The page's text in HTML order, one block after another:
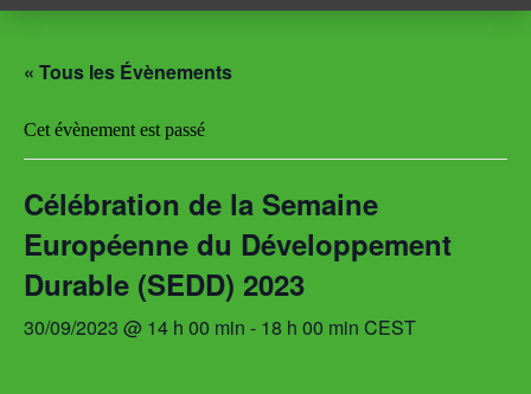
« Tous les Évènements
Cet évènement est passé
Célébration de la Semaine
Européenne du Développement
Durable (SEDD) 2023
30/09/2023 @ 14 h 00 min - 18 h 00 min CEST